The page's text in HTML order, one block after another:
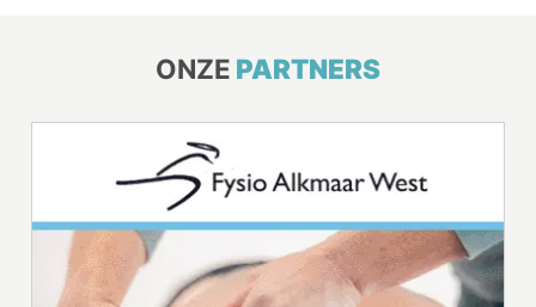
ONZE PARTNERS